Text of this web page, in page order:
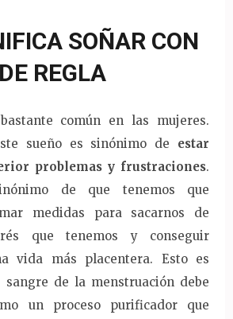
SOÑAR CON
REGLA
común en las mujeres.
sueño es sinónimo de estar
problemas y frustraciones.
de que tenemos que
medidas para sacarnos de
que tenemos y conseguir
vida más placentera. Esto es
de la menstruación debe
un proceso purificador que